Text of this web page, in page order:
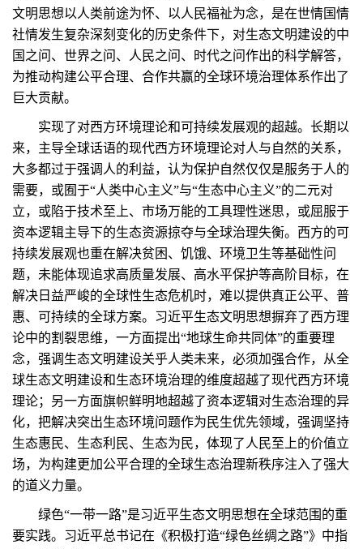
文明思想以人类前途为怀、以人民福祉为念，是在世情国情
社情发生复杂深刻变化的历史条件下，对生态文明建设的中
国之问、世界之问、人民之问、时代之问作出的科学解答，
为推动构建公平合理、合作共赢的全球环境治理体系作出了
巨大贡献。
实现了对西方环境理论和可持续发展观的超越。长期以
来，主导全球话语的现代西方环境理论对人与自然的关系，
大多都过于强调人的利益，认为保护自然仅仅是服务于人的
需要，或囿于“人类中心主义”与“生态中心主义”的二元对
立，或陷于技术至上、市场万能的工具理性迷思，或屈服于
资本逻辑主导下的生态资源掠夺与全球治理失衡。西方的可
持续发展观也重在解决贫困、饥饿、环境卫生等基础性问
题，未能体现追求高质量发展、高水平保护等高阶目标，在
解决日益严峻的全球性生态危机时，难以提供真正公平、普
惠、可持续的全球方案。习近平生态文明思想摒弃了西方理
论中的割裂思维，一方面提出“地球生命共同体”的重要理
念，强调生态文明建设关乎人类未来，必须加强合作，从全
球生态文明建设和生态环境治理的维度超越了现代西方环境
理论；另一方面旗帜鲜明地超越了资本逻辑对生态治理的异
化，把解决突出生态环境问题作为民生优先领域，强调坚持
生态惠民、生态利民、生态为民，体现了人民至上的价值立
场，为构建更加公平合理的全球生态治理新秩序注入了强大
的道义力量。
绿色“一带一路”是习近平生态文明思想在全球范围的重
要实践。习近平总书记在《积极打造“绿色丝绸之路”》中指